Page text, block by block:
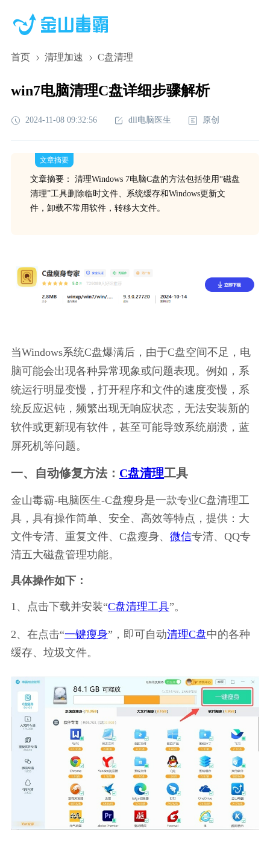
首页 清理加速 C盘清理
win7电脑清理C盘详细步骤解析
2024-11-08 09:32:56 dll电脑医生 原创
文章摘要
文章摘要： 清理Windows 7电脑C盘的方法包括使用“磁盘
清理”工具删除临时文件、系统缓存和Windows更新文
件，卸载不常用软件，转移大文件。
当Windows系统C盘爆满后，由于C盘空间不足，电
脑可能会出现各种异常现象或问题表现。例如，系
统运行明显变慢，打开程序和文件的速度变慢，系
统反应迟钝，频繁出现无响应状态，无法安装新的
软件或更新现有软件，甚至可能导致系统崩溃，蓝
屏死机等问题。
一、自动修复方法： C盘清理工具
金山毒霸-电脑医生-C盘瘦身是一款专业C盘清理工
具，具有操作简单、安全、高效等特点，提供：大
文件专清、重复文件、C盘瘦身、 微信专清、QQ专
清五大磁盘管理功能。
具体操作如下：
1、点击下载并安装“C盘清理工具”。
2、在点击“一键瘦身”，即可自动清理C盘中的各种
缓存、垃圾文件。